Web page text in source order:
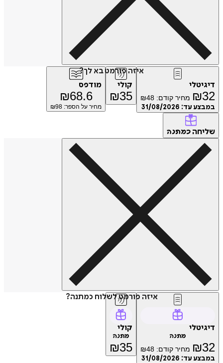
איזה פורמט בא לך?
דיגיטלי
₪32 מחיר קודם: ₪48
במבצע עד: 31/08/2026
קולי
₪35
מודפס
₪68.6
מחיר על הספר: ₪ 98
שליחה כמתנה
איזה פורמט לשלוח כמתנה?
דיגיטלי
מתנה
₪32 מחיר קודם: ₪48
במבצע עד: 31/08/2026
קולי
מתנה
₪35